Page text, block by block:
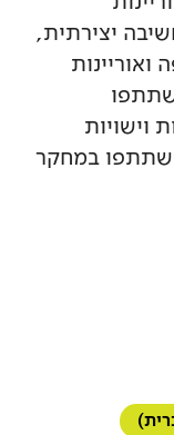
יצירתית,
ואוריינות
מ-81 מדינות וישויות
במחקר